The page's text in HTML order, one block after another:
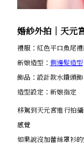
婚紗外拍│天元
禮服：紅色平口魚尾
新娘造型： 側邊髮造型
飾品：設計款水鑽頭飾
造型設定：新娘指定
移駕到天元宮進行拍
感覺
如果說沒加蕾絲罩衫